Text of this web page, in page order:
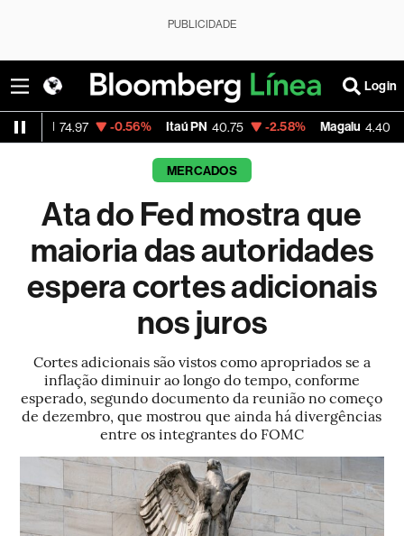
PUBLICIDADE
Login
-0.56% Itaú PN 40.75 -2.58% Magalu 4.40 -3.72%
MERCADOS
Ata do Fed mostra que
maioria das autoridades
espera cortes adicionais
nos juros
Cortes adicionais são vistos como apropriados se a
inflação diminuir ao longo do tempo, conforme
esperado, segundo documento da reunião no começo
de dezembro, que mostrou que ainda há divergências
entre os integrantes do FOMC